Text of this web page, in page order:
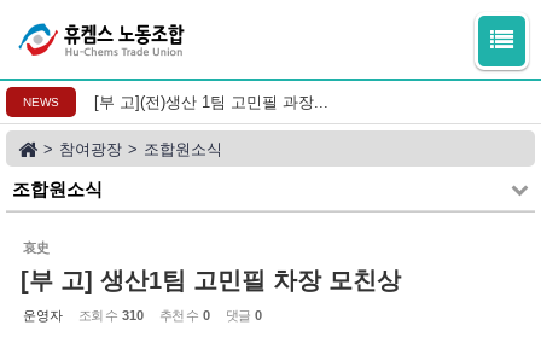
NEWS [부 고](전)생산 1팀 고민필 과장...
> 참여광장 > 조합원소식
조합원소식
哀史
[부 고] 생산1팀 고민필 차장 모친상
운영자 조회 수 310 추천 수 0 댓글 0